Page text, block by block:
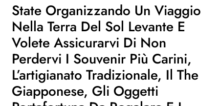
State Organizzando Un Viaggio
Nella Terra Del Sol Levante E
Volete Assicurarvi Di Non
Perdervi I Souvenir Più Carini,
L’artigianato Tradizionale, Il The
Giapponese, Gli Oggetti